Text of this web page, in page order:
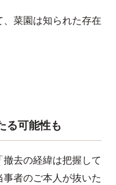
菜園は知られた存在
る可能性も
去の経緯は把握して
者のご本人が抜いた